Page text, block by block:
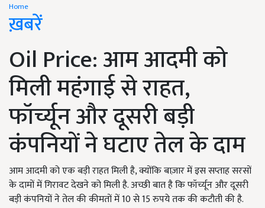
Home
ख़बरें
Oil Price: आम आदमी को
मिली महंगाई से राहत,
फॉर्च्यून और दूसरी बड़ी
कंपनियों ने घटाए तेल के दाम
आम आदमी को एक बड़ी राहत मिली है, क्योंकि बाज़ार में इस सप्ताह सरसों
के दामों में गिरावट देखने को मिली है. अच्छी बात है कि फॉर्च्यून और दूसरी
बड़ी कंपनियों ने तेल की कीमतों में 10 से 15 रुपये तक की कटौती की है.